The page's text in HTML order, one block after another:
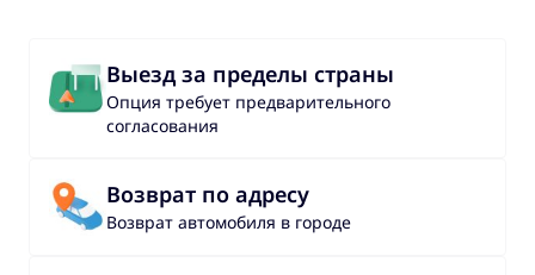
Выезд за пределы страны
Опция требует предварительного
согласования
Возврат по адресу
Возврат автомобиля в городе